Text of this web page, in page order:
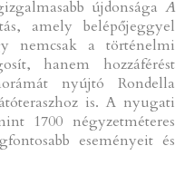
újdonsága A
amely belépőjeggyel
nemcsak a történelmi
hanem hozzáférést
nyújtó Rondella
is. A nyugati
1700 négyzetméteres
eseményeit és